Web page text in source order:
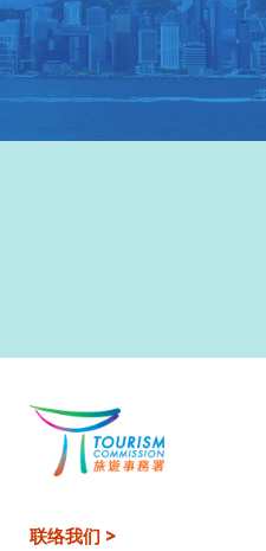
香港旅游發展局网站 >
联络我们 >